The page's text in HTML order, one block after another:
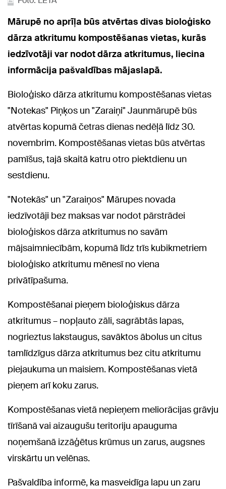
Mārupē no aprīļa būs atvērtas divas bioloģisko
dārza atkritumu kompostēšanas vietas, kurās
iedzīvotāji var nodot dārza atkritumus, liecina
informācija pašvaldības mājaslapā.
Bioloģisko dārza atkritumu kompostēšanas vietas
"Notekas" Piņķos un "Zaraiņi" Jaunmārupē būs
atvērtas kopumā četras dienas nedēļā līdz 30.
novembrim. Kompostēšanas vietas būs atvērtas
pamīšus, tajā skaitā katru otro piektdienu un
sestdienu.
"Notekās" un "Zaraiņos" Mārupes novada
iedzīvotāji bez maksas var nodot pārstrādei
bioloģiskos dārza atkritumus no savām
mājsaimniecībām, kopumā līdz trīs kubikmetriem
bioloģisko atkritumu mēnesī no viena
privātīpašuma.
Kompostēšanai pieņem bioloģiskus dārza
atkritumus – nopļauto zāli, sagrābtās lapas,
nogrieztus lakstaugus, savāktos ābolus un citus
tamlīdzīgus dārza atkritumus bez citu atkritumu
piejaukuma un maisiem. Kompostēšanas vietā
pieņem arī koku zarus.
Kompostēšanas vietā nepieņem meliorācijas grāvju
tīrīšanā vai aizaugušu teritoriju apauguma
noņemšanā izzāģētus krūmus un zarus, augsnes
virskārtu un velēnas.
Pašvaldība informē, ka masveidīga lapu un zaru